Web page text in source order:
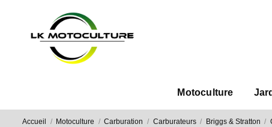
Motoculture
Accueil Motoculture Carburation Carburateurs Briggs & Stratton